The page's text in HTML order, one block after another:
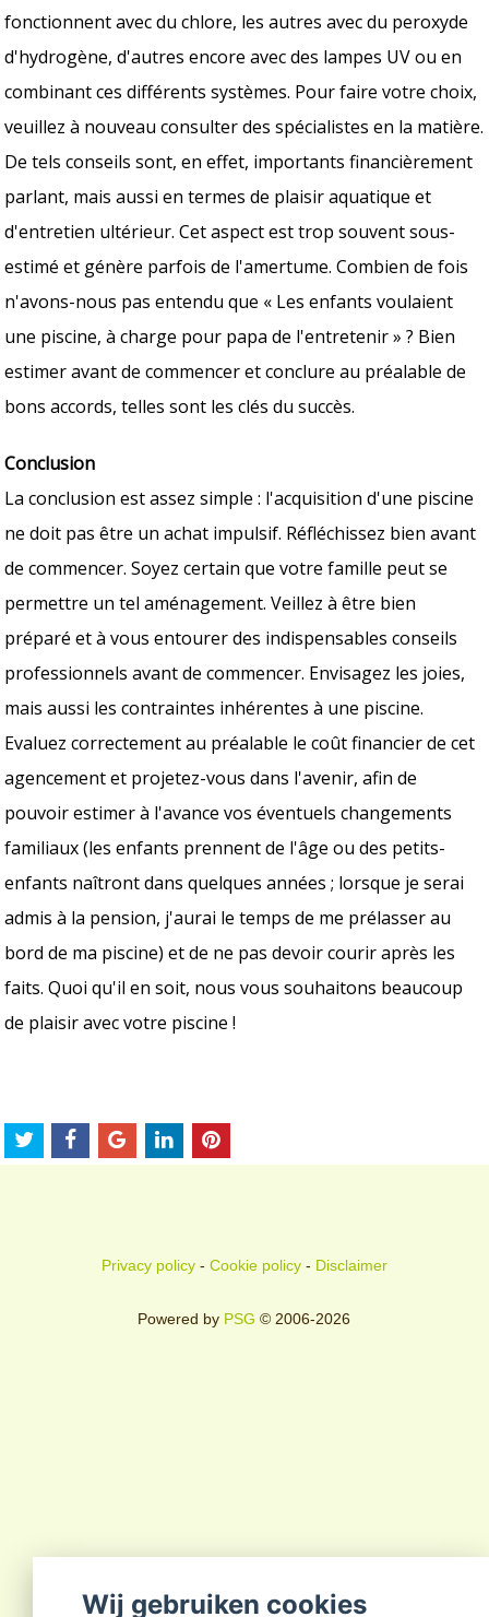
fonctionnent avec du chlore, les autres avec du peroxyde
d'hydrogène, d'autres encore avec des lampes UV ou en
combinant ces différents systèmes. Pour faire votre choix,
veuillez à nouveau consulter des spécialistes en la matière.
De tels conseils sont, en effet, importants financièrement
parlant, mais aussi en termes de plaisir aquatique et
d'entretien ultérieur. Cet aspect est trop souvent sous-
estimé et génère parfois de l'amertume. Combien de fois
n'avons-nous pas entendu que « Les enfants voulaient
une piscine, à charge pour papa de l'entretenir » ? Bien
estimer avant de commencer et conclure au préalable de
bons accords, telles sont les clés du succès.
Conclusion
La conclusion est assez simple : l'acquisition d'une piscine
ne doit pas être un achat impulsif. Réfléchissez bien avant
de commencer. Soyez certain que votre famille peut se
permettre un tel aménagement. Veillez à être bien
préparé et à vous entourer des indispensables conseils
professionnels avant de commencer. Envisagez les joies,
mais aussi les contraintes inhérentes à une piscine.
Evaluez correctement au préalable le coût financier de cet
agencement et projetez-vous dans l'avenir, afin de
pouvoir estimer à l'avance vos éventuels changements
familiaux (les enfants prennent de l'âge ou des petits-
enfants naîtront dans quelques années ; lorsque je serai
admis à la pension, j'aurai le temps de me prélasser au
bord de ma piscine) et de ne pas devoir courir après les
faits. Quoi qu'il en soit, nous vous souhaitons beaucoup
de plaisir avec votre piscine !
Privacy policy- Cookie policy- Disclaimer
Powered by PSG © 2006-2026
Wij gebruiken cookies